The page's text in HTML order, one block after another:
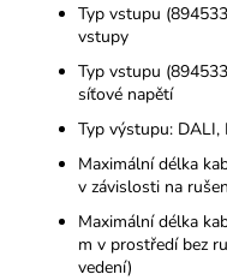
Typ vstupu
vstupy
Typ vstupu
síťové napětí
Typ výstupu:
Maximální délka
v závislosti na
Maximální délka
m v prostředí bez
vedení)